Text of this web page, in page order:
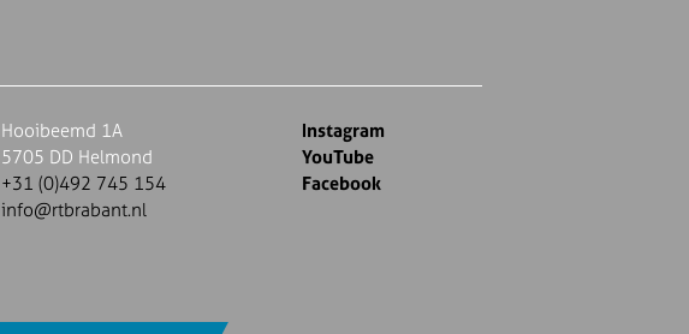
Hooibeemd 1A
5705 DD Helmond
+31 (0)492 745 154
info@rtbrabant.nl
Instagram
YouTube
Facebook